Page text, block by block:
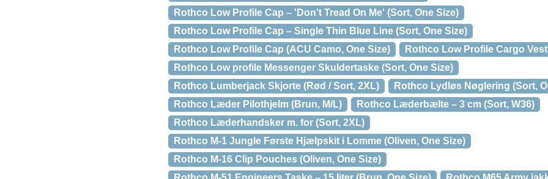
Rothco Low Profile Cap – 'Don't Tread On Me' (Sort, One Size)
Rothco Low Profile Cap – Single Thin Blue Line (Sort, One Size)
Rothco Low Profile Cap (ACU Camo, One Size)
Rothco Low Profile Cargo
Rothco Low profile Messenger Skuldertaske (Sort, One Size)
Rothco Lumberjack Skjorte (Rød / Sort, 2XL)
Rothco Lydløs Nøglering (Sort,
Rothco Læder Pilothjelm (Brun, M/L)
Rothco Læderbælte – 3 cm (Sort, W36)
Rothco Læderhandsker m. for (Sort, 2XL)
Rothco M-1 Jungle Første Hjælpskit i Lomme (Oliven, One Size)
Rothco M-16 Clip Pouches (Oliven, One Size)